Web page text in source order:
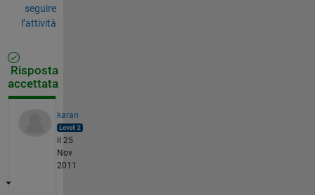
seguire
l’attività
Risposta
accettata
karan
il 25
Nov
2011